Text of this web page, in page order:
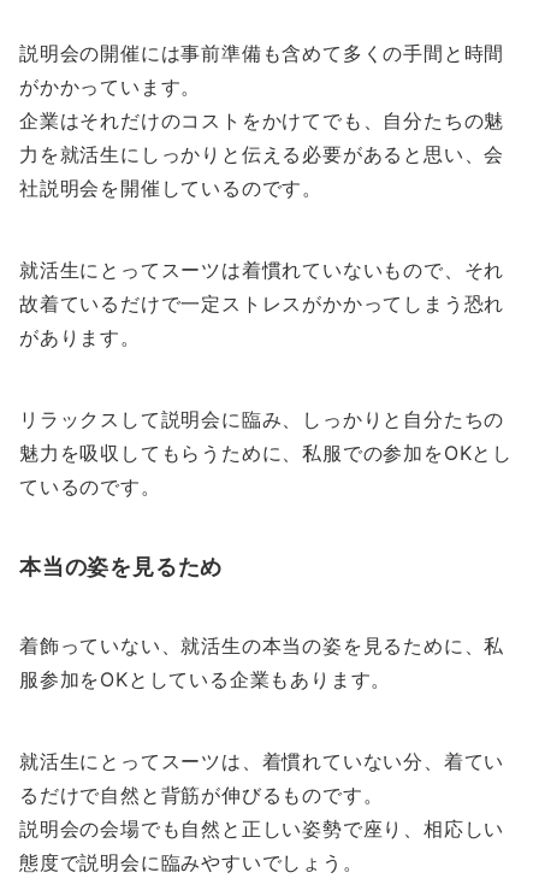
説明会の開催には事前準備も含めて多くの手間と時間
がかかっています。
企業はそれだけのコストをかけてでも、自分たちの魅
力を就活生にしっかりと伝える必要があると思い、会
社説明会を開催しているのです。
就活生にとってスーツは着慣れていないもので、それ
故着ているだけで一定ストレスがかかってしまう恐れ
があります。
リラックスして説明会に臨み、しっかりと自分たちの
魅力を吸収してもらうために、私服での参加をOKとし
ているのです。
本当の姿を見るため
着飾っていない、就活生の本当の姿を見るために、私
服参加をOKとしている企業もあります。
就活生にとってスーツは、着慣れていない分、着てい
るだけで自然と背筋が伸びるものです。
説明会の会場でも自然と正しい姿勢で座り、相応しい
態度で説明会に臨みやすいでしょう。